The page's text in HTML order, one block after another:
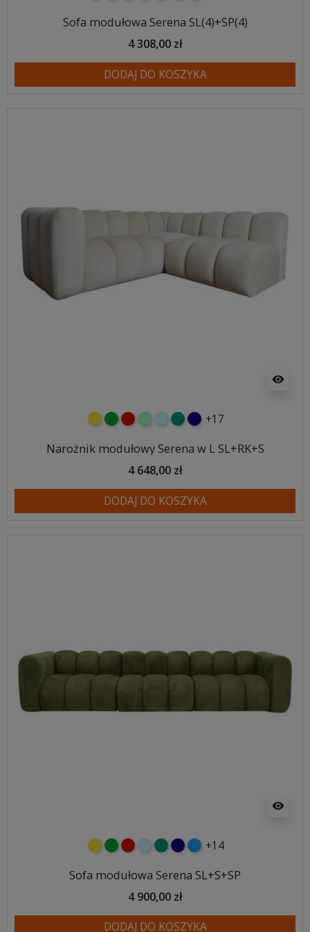
Sofa modułowa Serena SL(4)+SP(4)
4 308,00 zł
DODAJ DO KOSZYKA
visibility
żółtyzielonyczerwony
miętowybłękitnyturkusowy
granatowy
+17
Narożnik modułowy Serena w L SL+RK+S
4 648,00 zł
DODAJ DO KOSZYKA
visibility
żółtyzielonyczerwony
błękitnyturkusowy
granatowy
niebieski
+14
Sofa modułowa Serena SL+S+SP
4 900,00 zł
DODAJ DO KOSZYKA